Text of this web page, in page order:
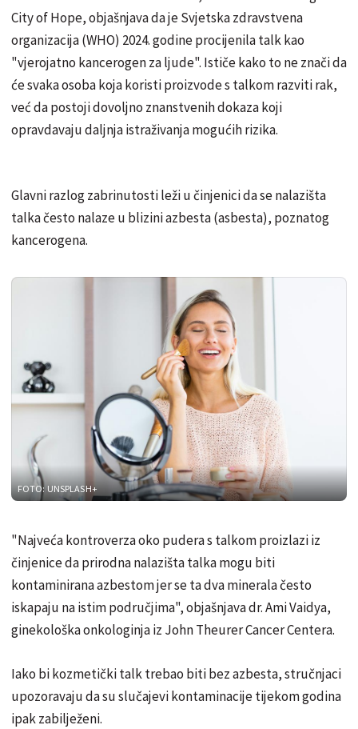
City of Hope, objašnjava da je Svjetska zdravstvena
organizacija (WHO) 2024. godine procijenila talk kao
"vjerojatno kancerogen za ljude". Ističe kako to ne znači da
će svaka osoba koja koristi proizvode s talkom razviti rak,
već da postoji dovoljno znanstvenih dokaza koji
opravdavaju daljnja istraživanja mogućih rizika.
Glavni razlog zabrinutosti leži u činjenici da se nalazišta
talka često nalaze u blizini azbesta (asbesta), poznatog
kancerogena.
FOTO: UNSPLASH+
"Najveća kontroverza oko pudera s talkom proizlazi iz
činjenice da prirodna nalazišta talka mogu biti
kontaminirana azbestom jer se ta dva minerala često
iskapaju na istim područjima", objašnjava dr. Ami Vaidya,
ginekološka onkologinja iz John Theurer Cancer Centera.
Iako bi kozmetički talk trebao biti bez azbesta, stručnjaci
upozoravaju da su slučajevi kontaminacije tijekom godina
ipak zabilježeni.